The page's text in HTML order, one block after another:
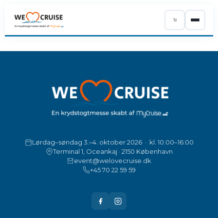
ÅRETS PROGRAM
PRAKTISK
KØB BILLETTER
Lørdag–søndag 3.–4. oktober 2026 · kl. 10:00–16:00
Terminal 1, Oceankaj · 2150 København
event@welovecruise.dk
+45 70 22 59 59